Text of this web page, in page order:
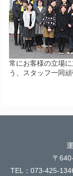
常にお客様の立場
う、スタッフ一同頑
〒
TEL：073-425-